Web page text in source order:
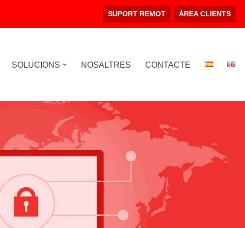
SUPORT REMOT ÀREA CLIENTS
SOLUCIONS NOSALTRES CONTACTE